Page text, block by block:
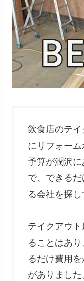
飲食店のテ
にリフォーム
予算が潤沢
で、できる
る会社を探し
テイクアウ
ることはあ
るだけ費用
がありました